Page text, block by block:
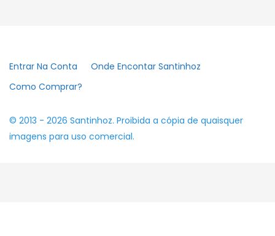
© 2013 - 2026 Santinhoz. Proibida a cópia de quaisquer
imagens para uso comercial.
Entrar Na Conta
Onde Encontar Santinhoz
Como Comprar?